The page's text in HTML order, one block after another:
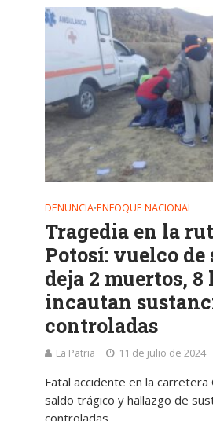
DENUNCIA•ENFOQUE NACIONAL
Tragedia en la
Potosí: vuelco
deja 2 muertos, 8
incautan
controladas
La Patria 11 de julio de 2024
Fatal accidente en la
saldo trágico y hallazgo de
controladas.